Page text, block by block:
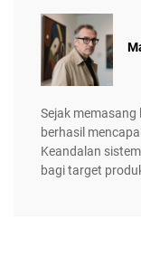
Sejak memasang
berhasil
Keandalan
bagi target